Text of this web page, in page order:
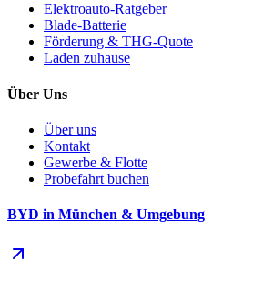
Elektroauto-Ratgeber
Blade-Batterie
Förderung & THG-Quote
Laden zuhause
Über Uns
Über uns
Kontakt
Gewerbe & Flotte
Probefahrt buchen
BYD in München & Umgebung